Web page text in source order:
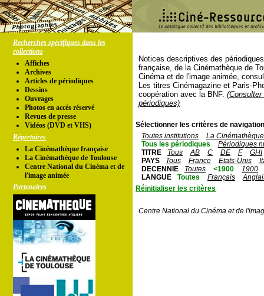
Recherches spécifiques dans les
collections
Affiches
Archives
Articles de périodiques
Dessins
Ouvrages
Photos en accés réservé
Revues de presse
Vidéos (DVD et VHS)
Répertoires
La Cinémathèque française
La Cinémathèque de Toulouse
Centre National du Cinéma et de
l'image animée
Partenaires
Notices descriptives des
française, de la Cinémathèque de
Cinéma et de l'image animée,
Les titres Cinémagazine et Paris-
coopération avec la BNF.
périodiques)
Sélectionner les critères de
Toutes institutions
La
Tous les périodiques
Périodiques
TITRE
Tous AB C DE F
GHI
PAYS
Tous France Etats-Unis
DECENNIE
Toutes <1900
1900
LANGUE
Toutes Français
Réinitialiser les critères
Centre National du Cinéma et de